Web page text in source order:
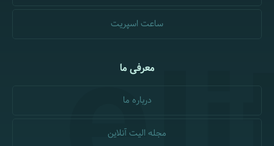
ساعت اسپریت
معرفی ما
درباره ما
مجله الیت آنلاین